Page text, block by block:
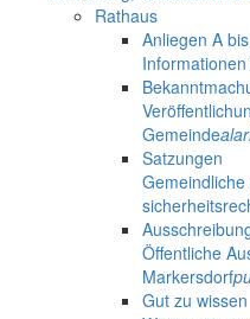
Rathaus
Anliegen A
Gemeinde
Satzungen
Öffentliche
Markersdorf
Gut zu wissen